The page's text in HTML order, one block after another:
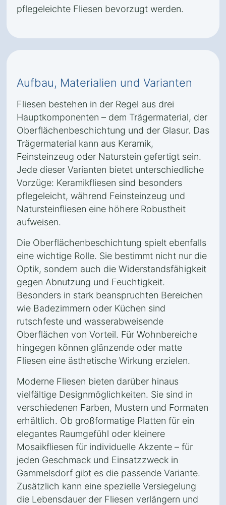
pflegeleichte Fliesen bevorzugt werden.
Aufbau, Materialien und Varianten
Fliesen bestehen in der Regel aus drei
Hauptkomponenten – dem Trägermaterial, der
Oberflächenbeschichtung und der Glasur. Das
Trägermaterial kann aus Keramik,
Feinsteinzeug oder Naturstein gefertigt sein.
Jede dieser Varianten bietet unterschiedliche
Vorzüge: Keramikfliesen sind besonders
pflegeleicht, während Feinsteinzeug und
Natursteinfliesen eine höhere Robustheit
aufweisen.
Die Oberflächenbeschichtung spielt ebenfalls
eine wichtige Rolle. Sie bestimmt nicht nur die
Optik, sondern auch die Widerstandsfähigkeit
gegen Abnutzung und Feuchtigkeit.
Besonders in stark beanspruchten Bereichen
wie Badezimmern oder Küchen sind
rutschfeste und wasserabweisende
Oberflächen von Vorteil. Für Wohnbereiche
hingegen können glänzende oder matte
Fliesen eine ästhetische Wirkung erzielen.
Moderne Fliesen bieten darüber hinaus
vielfältige Designmöglichkeiten. Sie sind in
verschiedenen Farben, Mustern und Formaten
erhältlich. Ob großformatige Platten für ein
elegantes Raumgefühl oder kleinere
Mosaikfliesen für individuelle Akzente – für
jeden Geschmack und Einsatzzweck in
Gammelsdorf gibt es die passende Variante.
Zusätzlich kann eine spezielle Versiegelung
die Lebensdauer der Fliesen verlängern und